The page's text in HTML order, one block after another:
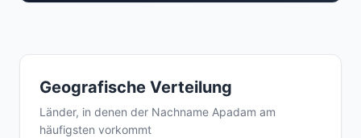
Geografische Verteilung
Länder, in denen der Nachname Apadam am
häufigsten vorkommt